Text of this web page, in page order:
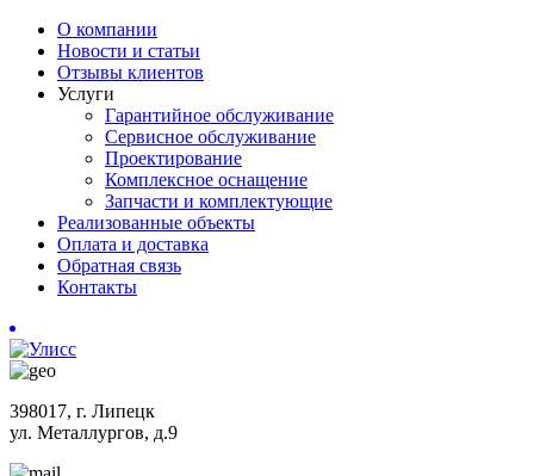
О компании
Новости и статьи
Отзывы клиентов
Услуги
Гарантийное обслуживание
Сервисное обслуживание
Проектирование
Комплексное оснащение
Запчасти и комплектующие
Реализованные объекты
Оплата и доставка
Обратная связь
Контакты
398017, г. Липецк
ул. Металлургов, д.9